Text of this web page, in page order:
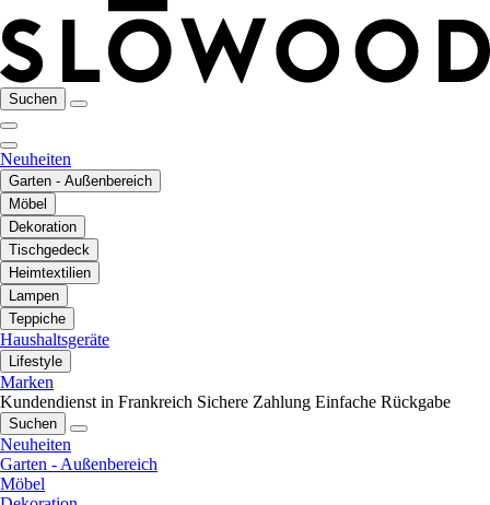
Suchen
Neuheiten
Garten - Außenbereich
Möbel
Dekoration
Tischgedeck
Heimtextilien
Lampen
Teppiche
Haushaltsgeräte
Lifestyle
Marken
Kundendienst in Frankreich Sichere Zahlung Einfache Rückgabe
Suchen
Neuheiten
Garten - Außenbereich
Möbel